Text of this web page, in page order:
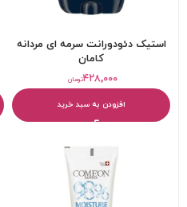
استیک دئودورانت سرمه ای مردانه
کامان
تومان۴۲۸,۰۰۰
افزودن به سبد خرید